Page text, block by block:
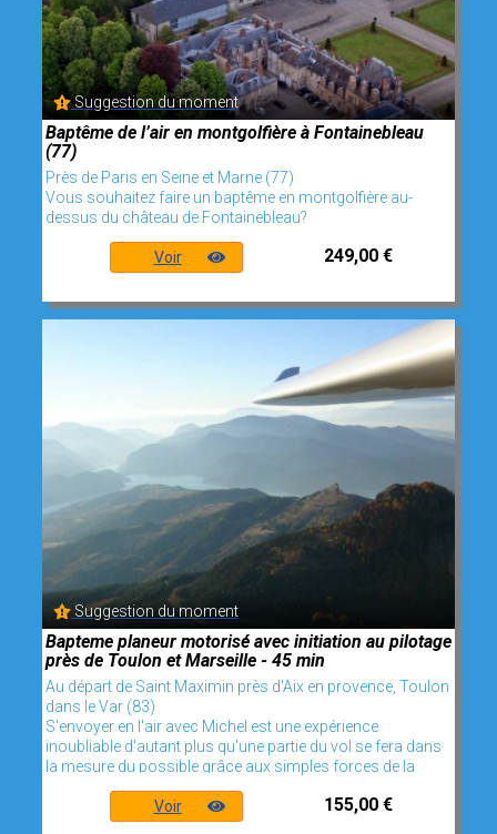
Suggestion du moment
Baptême de l’air en montgolfière à Fontainebleau
(77)
Près de Paris en Seine et Marne (77)
Vous souhaitez faire un baptême en montgolfière au-
dessus du château de Fontainebleau?
Voir 249,00 €
Suggestion du moment
Bapteme planeur motorisé avec initiation au pilotage
près de Toulon et Marseille - 45 min
Au départ de Saint Maximin près d'Aix en provence, Toulon
dans le Var (83)
S'envoyer en l'air avec Michel est une expérience
inoubliable d'autant plus qu'une partie du vol se fera dans
la mesure du possible grâce aux simples forces de la
Voir 155,00 €